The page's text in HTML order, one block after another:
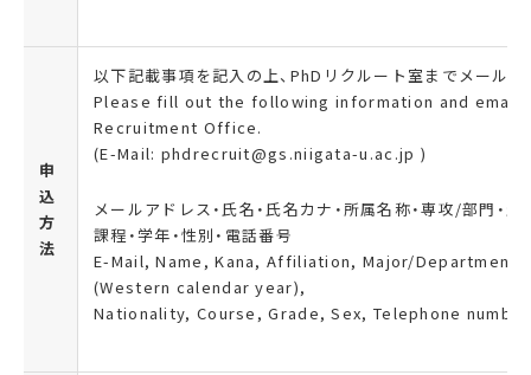
申
込
方
法
以下記載事項を記入の上、PhDリクルート室までメール
Please fill out the following information and email
Recruitment Office.
(E-Mail: phdrecruit@gs.niigata-u.ac.jp )
メールアドレス・氏名・氏名カナ・所属名称・専攻/部門・生
課程・学年・性別・電話番号
E-Mail, Name, Kana, Affiliation, Major/Department,
(Western calendar year),
Nationality, Course, Grade, Sex, Telephone number